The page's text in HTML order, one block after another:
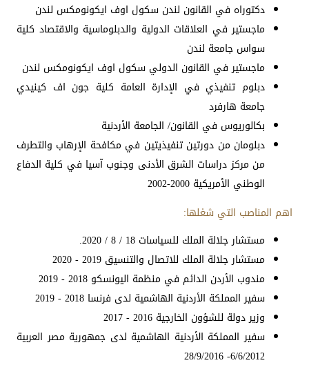
دكتوراه في القانون لندن سكول اوف ايكونومكس لندن
ماجستير في العلاقات الدولية والدبلوماسية والاقتصاد كلية
سواس جامعة لندن
ماجستير في القانون الدولي سكول اوف ايكونومكس لندن
دبلوم تنفيذي في الإدارة العامة كلية جون اف كينيدي
جامعة هارفرد
بكالوريوس في القانون/ الجامعة الأردنية
دبلومان من دورتين تنفيذيتين في مكافحة الإرهاب والتطرف
من مركز دراسات الشرق الأدنى وجنوب آسيا في كلية الدفاع
الوطني الأمريكية 2000-2002
اهم المناصب التي شغلها:
مستشار جلالة الملك للسياسات 18 / 8 / 2020.
مستشار جلالة الملك للاتصال والتنسيق 2019 - 2020
مندوب الأردن الدائم في منظمة اليونسكو 2018 - 2019
سفير المملكة الأردنية الهاشمية لدى فرنسا 2018 - 2019
وزير دولة للشؤون الخارجية 2016 - 2017
سفير المملكة الأردنية الهاشمية لدى جمهورية مصر العربية
6/6/2012- 28/9/2016